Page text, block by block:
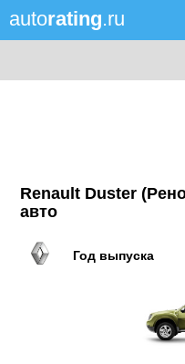
autorating.ru
Renault Duster
авто
Год выпуска